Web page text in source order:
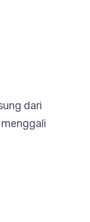
dari